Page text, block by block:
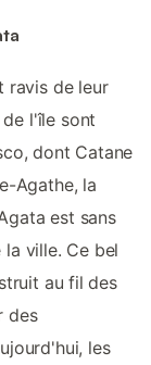
ravis de leur
l'île sont
dont Catane
Agathe, la
est sans
ville. Ce bel
au fil des
des
les